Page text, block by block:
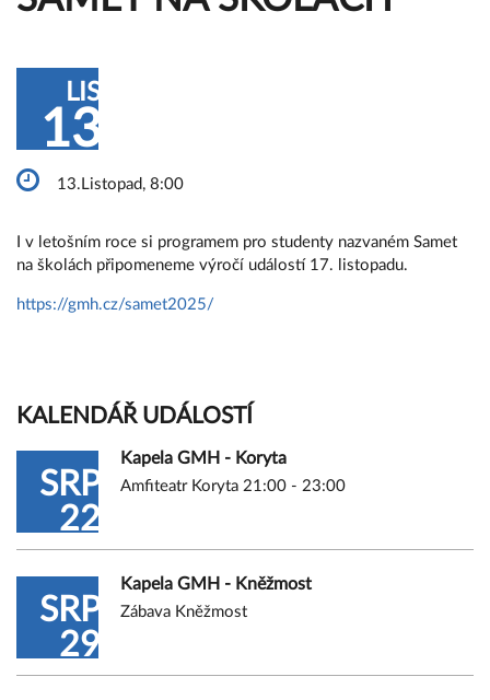
LIS
13
13.Listopad, 8:00
I v letošním roce si programem pro studenty nazvaném Samet
na školách připomeneme výročí událostí 17. listopadu.
https://gmh.cz/samet2025/
KALENDÁŘ UDÁLOSTÍ
SRP
22
Kapela GMH - Koryta
Amfiteatr Koryta 21:00 - 23:00
SRP
29
Kapela GMH - Kněžmost
Zábava Kněžmost